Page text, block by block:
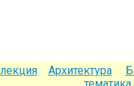
Архитектура